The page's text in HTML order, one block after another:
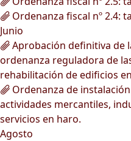
Ordenanza fiscal nº 2.4:
Junio
Aprobación definitiva de
ordenanza reguladora de
rehabilitación de edificios
Ordenanza de
actividades mercantiles,
servicios en haro.
Agosto